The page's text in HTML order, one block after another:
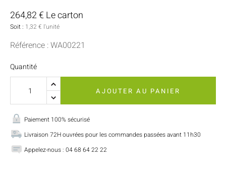
264,82 € Le carton
Soit : 1,32 € l'unité
Référence : WA00221
Quantité
AJOUTER AU PANIER
Paiement 100% sécurisé
Livraison 72H ouvrées pour les commandes passées avant 11h30
Appelez-nous : 04 68 64 22 22